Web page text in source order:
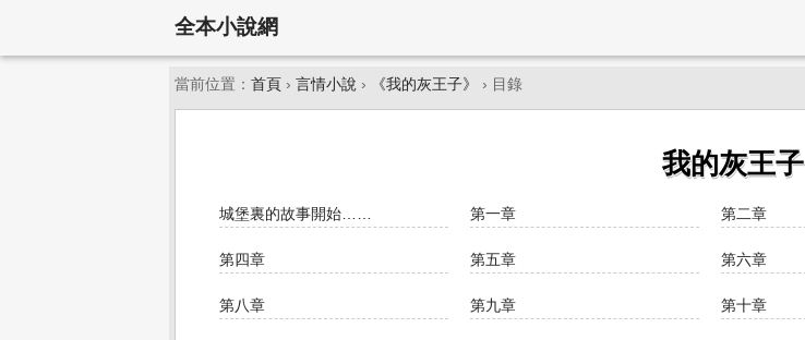
全本小說網
當前位置： 首頁 › 言情小說 › 《我的灰王子》 › 目錄
我的灰王子
城堡裏的故事開始…… 第一章 第二章
第四章 第五章 第六章
第八章 第九章 第十章